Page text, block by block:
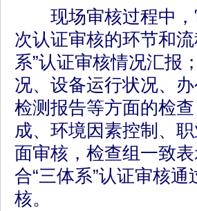
现场审核过程中，
次认证审核的环节和
系”认证审核情况汇报
况、设备运行状况、
检测报告等方面的检
成、环境因素控制、
面审核，检查组一致
合“三体系”认证审核
核。